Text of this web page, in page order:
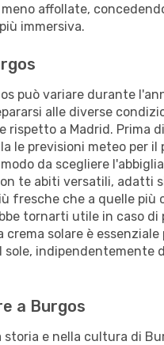
affollate,
immersiva.
può variare durante
alle diverse
rispetto a Madrid. Prima
le previsioni meteo per il
da scegliere
te abiti versatili, adatti
fresche che a quelle più
tornarti utile in caso di
crema solare è essenziale
indipendentemente
a Burgos
storia e nella cultura di